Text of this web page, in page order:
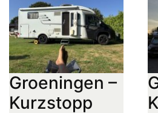
Groeningen –
Kurzstopp